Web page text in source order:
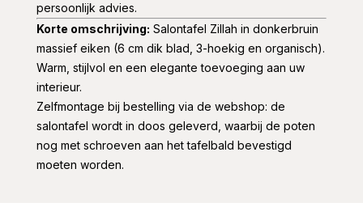
persoonlijk advies.
Korte omschrijving: Salontafel Zillah in donkerbruin
massief eiken (6 cm dik blad, 3-hoekig en organisch).
Warm, stijlvol en een elegante toevoeging aan uw
interieur.
Zelfmontage bij bestelling via de webshop: de
salontafel wordt in doos geleverd, waarbij de poten
nog met schroeven aan het tafelbald bevestigd
moeten worden.